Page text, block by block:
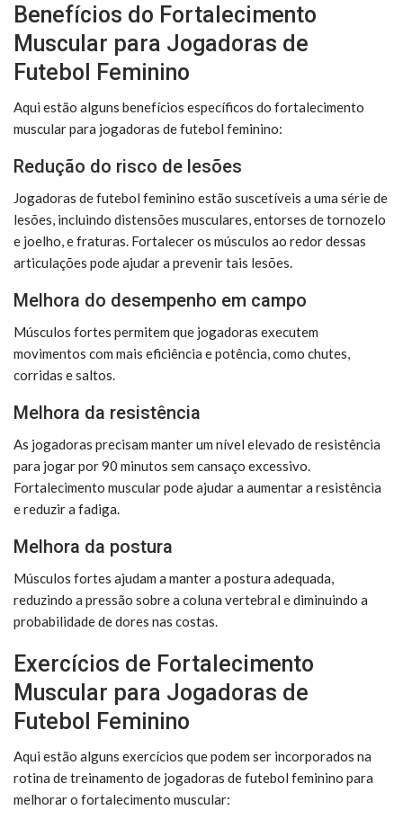
Benefícios do Fortalecimento
Muscular para Jogadoras de
Futebol Feminino
Aqui estão alguns benefícios específicos do fortalecimento
muscular para jogadoras de futebol feminino:
Redução do risco de lesões
Jogadoras de futebol feminino estão suscetíveis a uma série de
lesões, incluindo distensões musculares, entorses de tornozelo
e joelho, e fraturas. Fortalecer os músculos ao redor dessas
articulações pode ajudar a prevenir tais lesões.
Melhora do desempenho em campo
Músculos fortes permitem que jogadoras executem
movimentos com mais eficiência e potência, como chutes,
corridas e saltos.
Melhora da resistência
As jogadoras precisam manter um nível elevado de resistência
para jogar por 90 minutos sem cansaço excessivo.
Fortalecimento muscular pode ajudar a aumentar a resistência
e reduzir a fadiga.
Melhora da postura
Músculos fortes ajudam a manter a postura adequada,
reduzindo a pressão sobre a coluna vertebral e diminuindo a
probabilidade de dores nas costas.
Exercícios de Fortalecimento
Muscular para Jogadoras de
Futebol Feminino
Aqui estão alguns exercícios que podem ser incorporados na
rotina de treinamento de jogadoras de futebol feminino para
melhorar o fortalecimento muscular: